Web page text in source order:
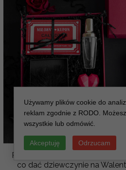
Prezent dla dziewczyny,
co dać dziewczynie na
Używamy plików cookie do
reklam zgodnie z RODO.
wszystkie lub odmówić.
Akceptuję Odrzucam